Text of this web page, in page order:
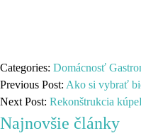
Categories: Domácnosť
Previous Post: Ako si vybrať
Next Post: Rekonštrukcia
Najnovšie články